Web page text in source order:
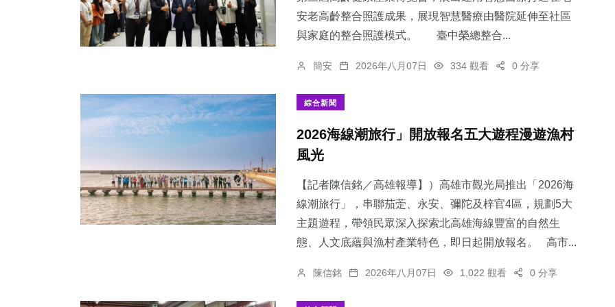
安老高齡整合照護成果，展現智慧醫療由醫院延伸至社區
與家庭的整合照護模式。 臺中榮總整合...
簡安 2026年八月07日 334 觀看 0 分享
綜合新聞
2026海線潮旅行」開放報名五大遊程漫遊漁村
風光
【記者陳信銘／高雄報導】）高雄市觀光局推出「2026海
線潮旅行」，串聯茄萣、永安、彌陀及梓官4區，規劃5大
主題遊程，帶領民眾深入探索北高雄海線豐富的自然生
態、人文底蘊與漁村產業特色，即日起開放報名。 高市...
陳信銘 2026年八月07日 1,022 觀看 0 分享